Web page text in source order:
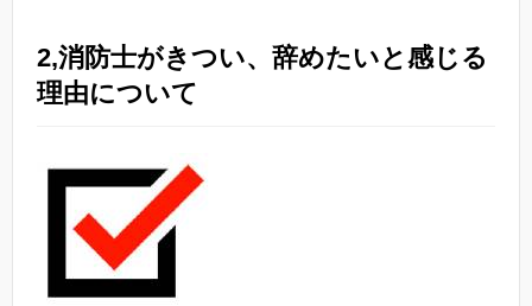
2,消防士がきつい、辞めたいと感じる
理由について